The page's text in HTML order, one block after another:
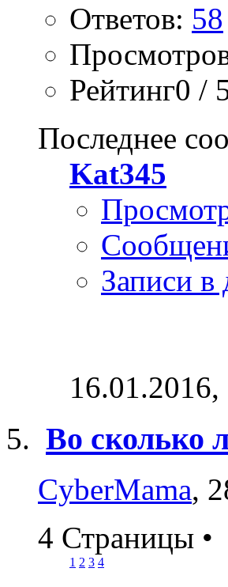
Ответов: 58
Рейтинг0 /
Последнее
Kat345
Записи в
16.01.2016,
Во сколько
CyberMama,
4 Страницы •
1 2 3 4